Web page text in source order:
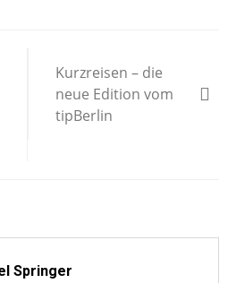
Kurzreisen – die
neue Edition vom
tipBerlin
Springer